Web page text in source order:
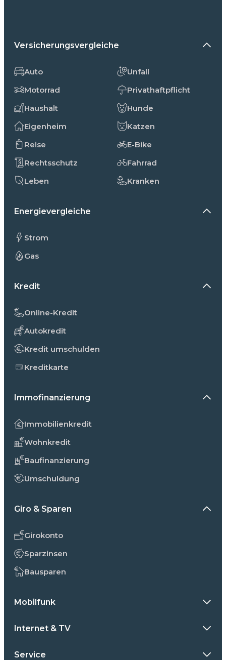
Versicherungsvergleiche
Auto
Motorrad
Haushalt
Eigenheim
Reise
Rechtsschutz
Leben
Unfall
Privathaftpflicht
Hunde
Katzen
E-Bike
Fahrrad
Kranken
Energievergleiche
Strom
Gas
Kredit
Online-Kredit
Autokredit
Kredit umschulden
Kreditkarte
Immofinanzierung
Immobilienkredit
Wohnkredit
Baufinanzierung
Umschuldung
Giro & Sparen
Girokonto
Sparzinsen
Bausparen
Mobilfunk
Internet & TV
Service